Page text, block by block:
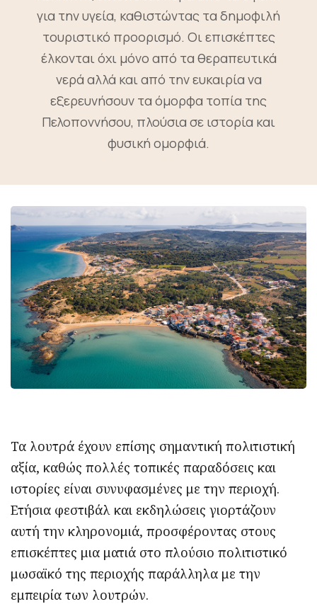
για την υγεία, καθιστώντας τα δημοφιλή
τουριστικό προορισμό. Οι επισκέπτες
έλκονται όχι μόνο από τα θεραπευτικά
νερά αλλά και από την ευκαιρία να
εξερευνήσουν τα όμορφα τοπία της
Πελοποννήσου, πλούσια σε ιστορία και
φυσική ομορφιά.
Τα λουτρά έχουν επίσης σημαντική πολιτιστική
αξία, καθώς πολλές τοπικές παραδόσεις και
ιστορίες είναι συνυφασμένες με την περιοχή.
Ετήσια φεστιβάλ και εκδηλώσεις γιορτάζουν
αυτή την κληρονομιά, προσφέροντας στους
επισκέπτες μια ματιά στο πλούσιο πολιτιστικό
μωσαϊκό της περιοχής παράλληλα με την
εμπειρία των λουτρών.